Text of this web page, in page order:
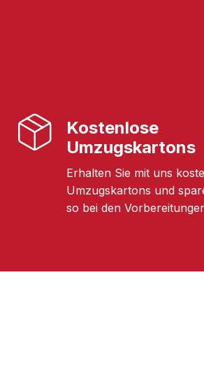
Kostenlose
Umzugskartons
Erhalten Sie mit uns
Umzugskartons und
so bei den